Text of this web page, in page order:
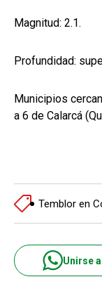
Magnitud: 2.1.
Profundidad:
Municipios
a 6 de Calarcá
Temblor en
Unirse